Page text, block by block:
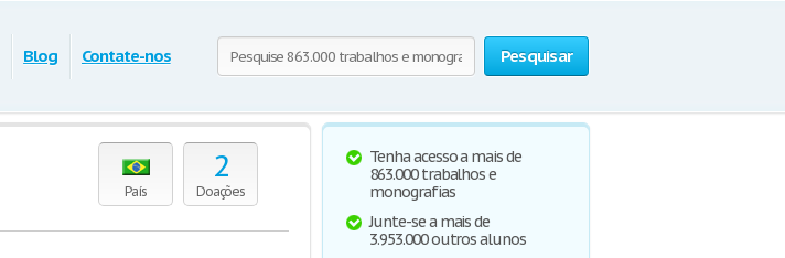
Pesquisar
Blog Contate-nos
País
2
Doações
Tenha acesso a mais de
863.000 trabalhos e
monografias
Junte-se a mais de
3.953.000 outros alunos